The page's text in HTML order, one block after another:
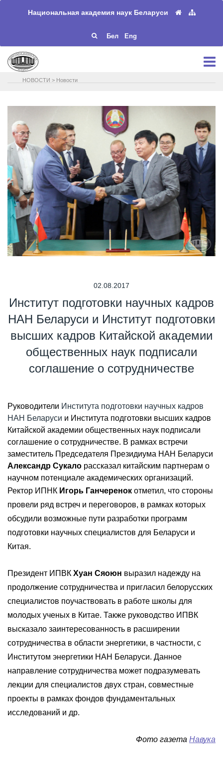
Национальная академия наук Беларуси
Бел Eng
НОВОСТИ > Новости
02.08.2017
Институт подготовки научных кадров
НАН Беларуси и Институт подготовки
высших кадров Китайской академии
общественных наук подписали
соглашение о сотрудничестве
Руководители Института подготовки научных кадров
НАН Беларуси и Института подготовки высших кадров
Китайской академии общественных наук подписали
соглашение о сотрудничестве. В рамках встречи
заместитель Председателя Президиума НАН Беларуси
Александр Сукало рассказал китайским партнерам о
научном потенциале академических организаций.
Ректор ИПНК Игорь Ганчеренок отметил, что стороны
провели ряд встреч и переговоров, в рамках которых
обсудили возможные пути разработки программ
подготовки научных специалистов для Беларуси и
Китая.
Президент ИПВК Хуан Сяоюн выразил надежду на
продолжение сотрудничества и пригласил белорусских
специалистов поучаствовать в работе школы для
молодых ученых в Китае. Также руководство ИПВК
высказало заинтересованность в расширении
сотрудничества в области энергетики, в частности, с
Институтом энергетики НАН Беларуси. Данное
направление сотрудничества может подразумевать
лекции для специалистов двух стран, совместные
проекты в рамках фондов фундаментальных
исследований и др.
Фото газета Навука